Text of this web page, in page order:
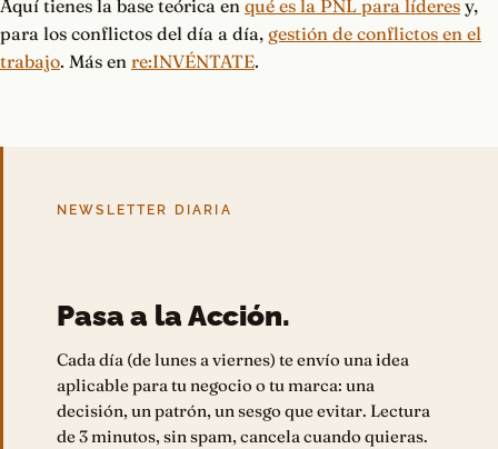
Aquí tienes la base teórica en qué es la PNL para líderes y,
para los conflictos del día a día, gestión de conflictos en el
trabajo. Más en re:INVÉNTATE.
NEWSLETTER DIARIA
Pasa a la Acción.
Cada día (de lunes a viernes) te envío una idea
aplicable para tu negocio o tu marca: una
decisión, un patrón, un sesgo que evitar. Lectura
de 3 minutos, sin spam, cancela cuando quieras.